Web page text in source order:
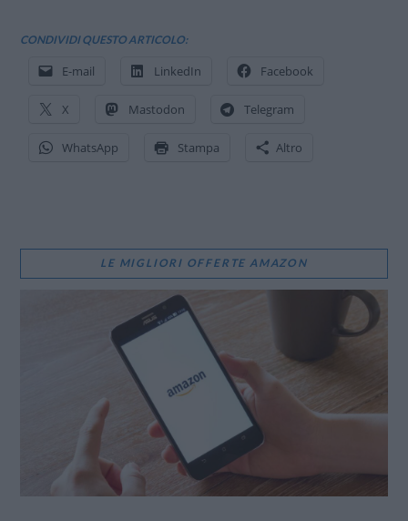
CONDIVIDI QUESTO ARTICOLO:
E-mail LinkedIn Facebook
X Mastodon Telegram
WhatsApp Stampa Altro
LE MIGLIORI OFFERTE AMAZON